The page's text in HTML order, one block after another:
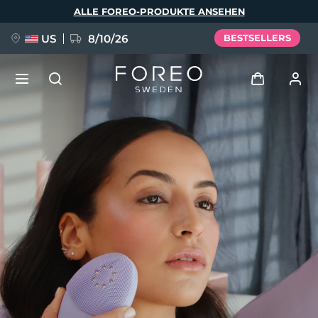
ALLE FOREO-PRODUKTE ANSEHEN
US 8/10/26 BESTSELLERS
Anmelden
Benutzerkonto
Meine Geräte
Meine Bestellungen
Meine Adressen
Meine Abonnements
NEU
FAQ™ Pure Beauty-Tech Elixir
BREAKING NEWS
issa™ Teeth Whitening Set
Sprache
English Deutsch
Español
Français
Italiano
Português
Polski
Русский
Türkçe
简体中文 繁體中文